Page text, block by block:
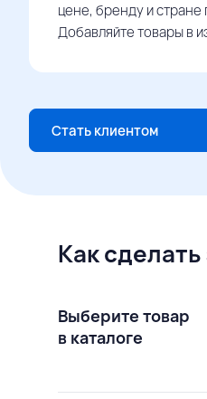
цене, бренду и стране
Добавляйте товары в
Стать клиентом
Как
Выберите товар
в каталоге